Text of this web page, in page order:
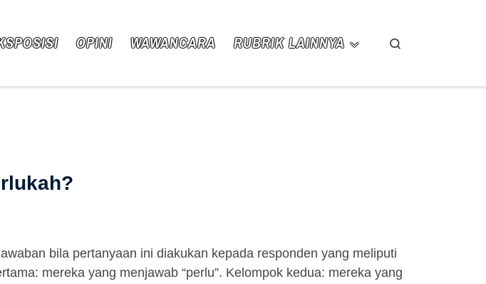
OPINI WAWANCARA RUBRIK LAINNYA
bila pertanyaan ini diakukan kepada responden yang meliputi
mereka yang menjawab “perlu”. Kelompok kedua: mereka yang